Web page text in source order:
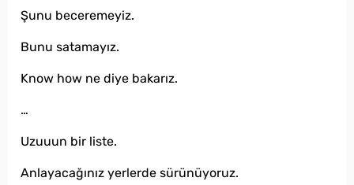
Şunu beceremeyiz.
Bunu satamayız.
Know how ne diye bakarız.
…
Uzuuun bir liste.
Anlayacağınız yerlerde sürünüyoruz.